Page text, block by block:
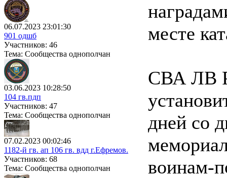
06.07.2023 23:01:30
901 одшб
Участников: 46
Тема: Сообщества однополчан
03.06.2023 10:28:50
104 гв.пдп
Участников: 47
Тема: Сообщества однополчан
07.02.2023 00:02:46
1182-й гв. ап 106 гв. вдд г.Ефремов.
Участников: 68
Тема: Сообщества однополчан
месте
СВА ЛВ
дней со
воинам-